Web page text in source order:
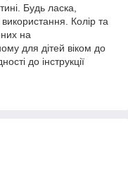
Будь ласка,
Колір та
на
для дітей віком до
до інструкції